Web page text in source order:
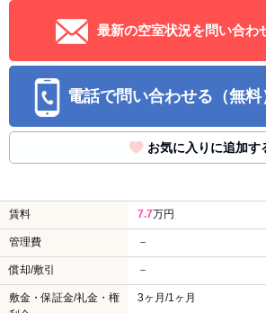
最新の空室状況を問い合わ
電話で問い合わせる（無料
お気に入りに追加す
賃料 7.7万円
管理費 －
償却/敷引 －
敷金・保証金/礼金・権
3ヶ月/1ヶ月